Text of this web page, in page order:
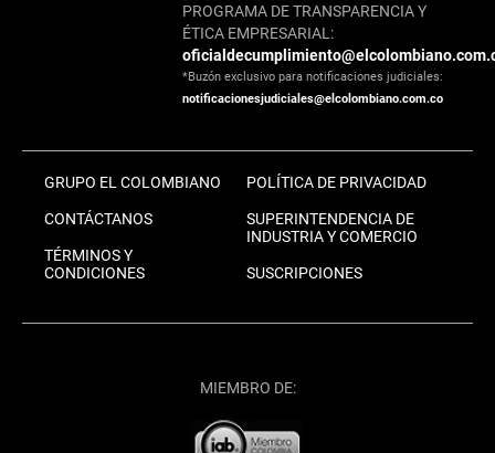
PROGRAMA DE TRANSPARENCIA Y
ÉTICA EMPRESARIAL:
*Buzón exclusivo para notificaciones judiciales:
notificacionesjudiciales@elcolombiano.com.co
GRUPO EL COLOMBIANO
CONTÁCTANOS
TÉRMINOS Y
CONDICIONES
POLÍTICA DE PRIVACIDAD
SUPERINTENDENCIA DE
INDUSTRIA Y COMERCIO
SUSCRIPCIONES
MIEMBRO DE: